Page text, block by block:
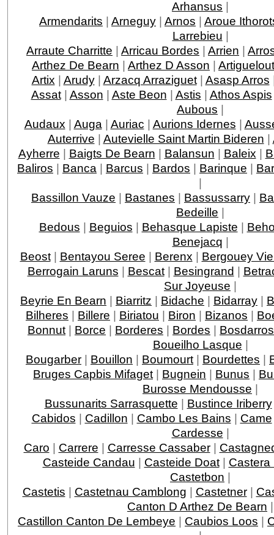
Arhansus |
Armendarits | Arneguy | Arnos | Aroue
Larrebieu |
Arraute Charritte | Arricau Bordes | Arrien |
Arthez De Bearn | Arthez D Asson |
Artix | Arudy| Arzacq Arraziguet| Asasp Arros
Assat| Asson | Aste Beon | Astis | Athos Aspis
Aubous |
Audaux | Auga | Auriac | Aurions Idernes |
Auterrive | Autevielle Saint Martin Bideren |
Ayherre | Baigts De Bearn | Balansun | Baleix |
Baliros | Banca | Barcus | Bardos | Barinque |
|
Bassillon Vauze | Bastanes | Bassussarry |
Bedeille |
Bedous | Beguios | Behasque Lapiste |
Benejacq |
Beost| Bentayou Seree | Berenx | Bergouey
Berrogain Laruns | Bescat| Besingrand |
Sur Joyeuse |
Beyrie En Bearn | Biarritz | Bidache | Bidarray |
Bilheres | Billere | Biriatou | Biron | Bizanos |
Bonnut | Borce | Borderes | Bordes | Bosdarros
Boueilho Lasque |
Bougarber | Bouillon | Boumourt | Bourdettes |
Bruges Capbis Mifaget | Bugnein | Bunus |
Burosse Mendousse |
Bussunarits Sarrasquette | Bustince Iriberry
Cabidos | Cadillon | Cambo Les Bains | Came
Cardesse |
Caro | Carrere | Carresse Cassaber|
Casteide Candau | Casteide Doat| Castera
Castetbon |
Castetis | Castetnau Camblong | Castetner|
Canton D Arthez De Bearn |
Castillon Canton De Lembeye | Caubios Loos |